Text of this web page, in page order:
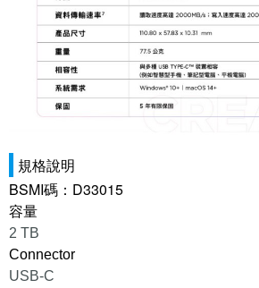
規格說明
BSMI碼：D33015
容量
2 TB
Connector
USB-C